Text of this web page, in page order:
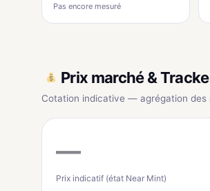
Pas encore mesuré
Prix marché &
Cotation indicative — agrégation des
—
Prix indicatif (état Near Mint)